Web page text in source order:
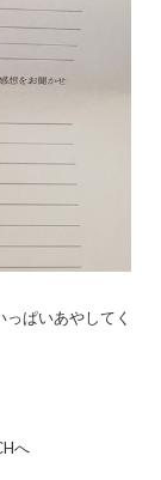
ぱいあやしてく
へ